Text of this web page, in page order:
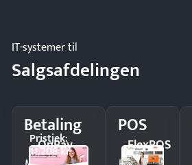
IT-systemer til
Salgsafdelingen
Betaling
OnPay
Pristjek:
11.208 kr
POS
FlexPOS